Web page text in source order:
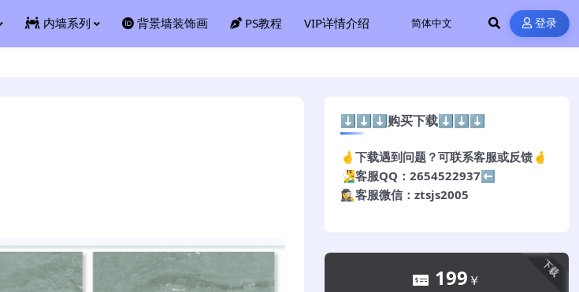
内墙系列 背景墙装饰画 PS教程 VIP详情介绍 登录
⬇️⬇️⬇️购买下载⬇️⬇️⬇️
🤞下载遇到问题？可联系客服或反馈🤞
🧏‍♂️客服QQ：2654522937⬅️
🕵️‍♀️客服微信：ztsjs2005
下载
199 ￥